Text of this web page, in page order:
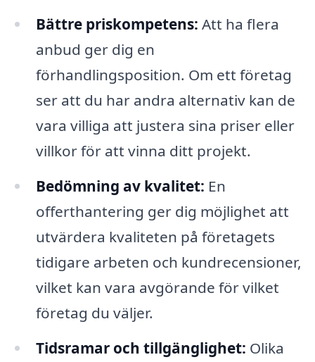
Bättre priskompetens: Att ha flera
anbud ger dig en
förhandlingsposition. Om ett företag
ser att du har andra alternativ kan de
vara villiga att justera sina priser eller
villkor för att vinna ditt projekt.
Bedömning av kvalitet: En
offerthantering ger dig möjlighet att
utvärdera kvaliteten på företagets
tidigare arbeten och kundrecensioner,
vilket kan vara avgörande för vilket
företag du väljer.
Tidsramar och tillgänglighet: Olika